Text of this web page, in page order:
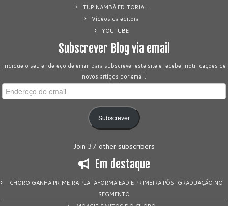
TUPINAMBÁ EDITORIAL
Vídeos da editora
YOUTUBE
Subscrever Blog via email
Indique o seu endereço de email para subscrever este site e receber notificações de
novos artigos por email.
Endereço
de
Subscrever
Join 37 other subscribers
Em destaque
CHORO GANHA PRIMEIRA PLATAFORMA EAD E PRIMEIRA PÓS-GRADUAÇÃO NO
SEGMENTO